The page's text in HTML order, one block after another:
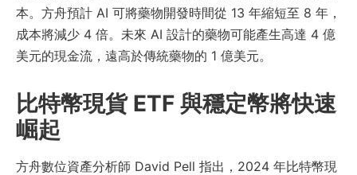
本。方舟預計 AI 可將藥物開發時間從 13 年縮短至 8 年，
成本將減少 4 倍。未來 AI 設計的藥物可能產生高達 4 億
美元的現金流，遠高於傳統藥物的 1 億美元。
比特幣現貨 ETF 與穩定幣將快速
崛起
方舟數位資產分析師 David Pell 指出，2024 年比特幣現